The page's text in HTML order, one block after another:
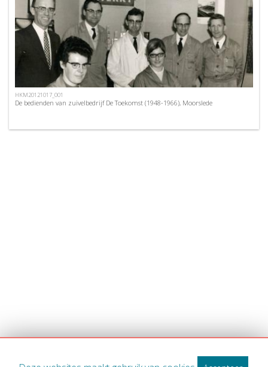
HKM20121017_001
De bedienden van zuivelbedrijf De Toekomst (1948-1966), Moorslede